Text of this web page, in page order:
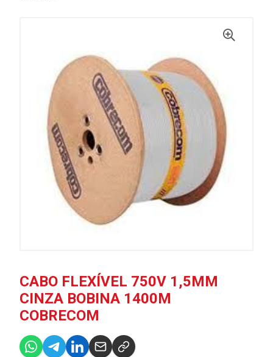
CABO FLEXÍVEL 750V 1,5MM
CINZA BOBINA 1400M
COBRECOM